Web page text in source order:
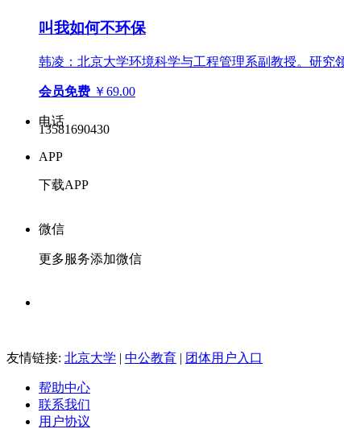
叫我如何不环保
韩凌：北京大学环境科学与工程管理系副教授。研究
会员免费 ￥69.00
电话
13581690430
APP
下载APP
微信
更多服务添加微信
友情链接: 北京大学 | 中公教育 | 团体用户入口
帮助中心
联系我们
用户协议